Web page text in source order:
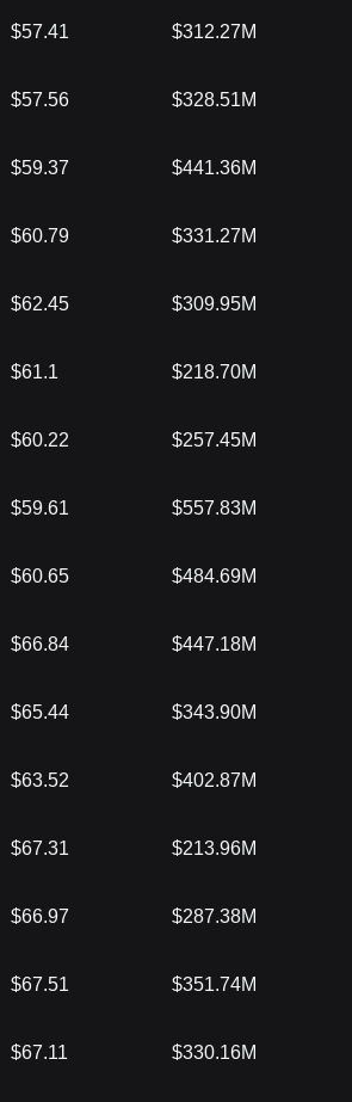
$57.41 $312.27M
$57.56 $328.51M
$59.37 $441.36M
$60.79 $331.27M
$62.45 $309.95M
$61.1 $218.70M
$60.22 $257.45M
$59.61 $557.83M
$60.65 $484.69M
$66.84 $447.18M
$65.44 $343.90M
$63.52 $402.87M
$67.31 $213.96M
$66.97 $287.38M
$67.51 $351.74M
$67.11 $330.16M